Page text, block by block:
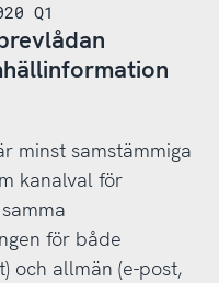
Q1
minst samstämmiga
kanalval för
för både
och allmän (e-post,